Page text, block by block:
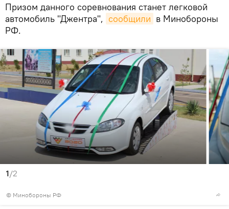
Призом данного соревнования станет легковой
автомобиль "Джентра", сообщили в Минобороны
РФ.
1/2
© Минобороны РФ